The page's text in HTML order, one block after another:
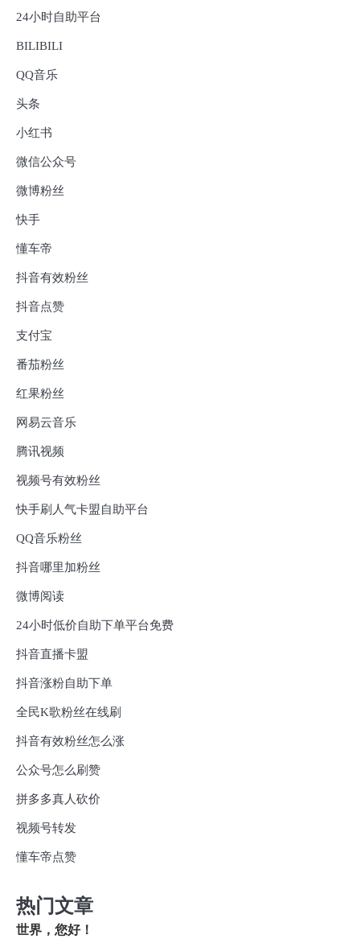
24小时自助平台
BILIBILI
QQ音乐
头条
小红书
微信公众号
微博粉丝
快手
懂车帝
抖音有效粉丝
抖音点赞
支付宝
番茄粉丝
红果粉丝
网易云音乐
腾讯视频
视频号有效粉丝
快手刷人气卡盟自助平台
QQ音乐粉丝
抖音哪里加粉丝
微博阅读
24小时低价自助下单平台免费
抖音直播卡盟
抖音涨粉自助下单
全民K歌粉丝在线刷
抖音有效粉丝怎么涨
公众号怎么刷赞
拼多多真人砍价
视频号转发
懂车帝点赞
热门文章
世界，您好！